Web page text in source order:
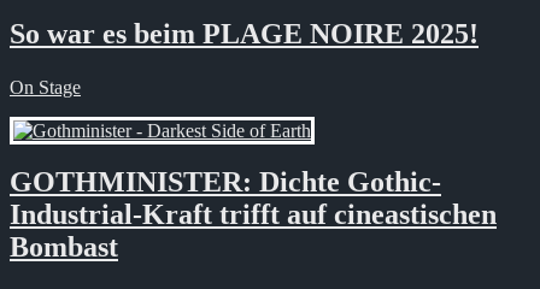
So war es beim PLAGE NOIRE 2025!
On Stage
GOTHMINISTER: Dichte Gothic-
Industrial-Kraft trifft auf cineastischen
Bombast